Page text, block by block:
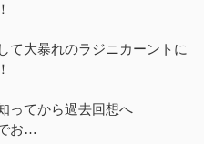
て大暴れのラジニカーントに
ってから過去回想へ
お…